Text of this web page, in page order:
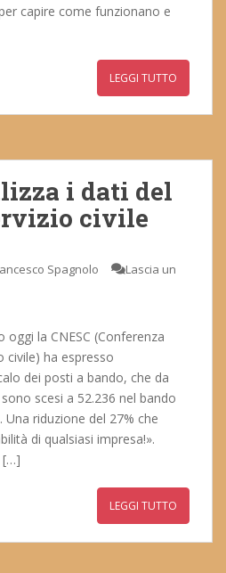
capire come funzionano e
LEGGI TUTTO
i dati del
civile
Spagnolo
Lascia un
la CNESC (Conferenza
civile) ha espresso
dei posti a bando, che da
scesi a 52.236 nel bando
riduzione del 27% che
di qualsiasi impresa!».
[…]
LEGGI TUTTO